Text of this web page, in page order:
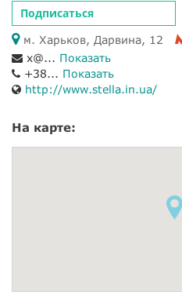
Подписаться
м. Харьков, Дарвина, 12
x@... Показать
+38... Показать
http://www.stella.in.ua/
На карте: